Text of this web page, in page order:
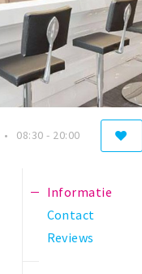
08:30 - 20:00
Informatie
Contact
Reviews